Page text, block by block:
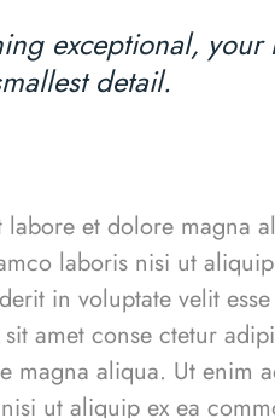
exceptional,
detail.
et dolore magna
laboris nisi ut
in voluptate velit
amet conse ctetur
magna aliqua. Ut enim
ut aliquip ex ea